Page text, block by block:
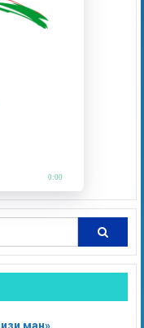
0:00